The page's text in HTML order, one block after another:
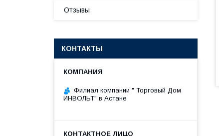
Отзывы
КОНТАКТЫ
Филиал компании " Торговый Дом
ИНВОЛЬТ" в Астане